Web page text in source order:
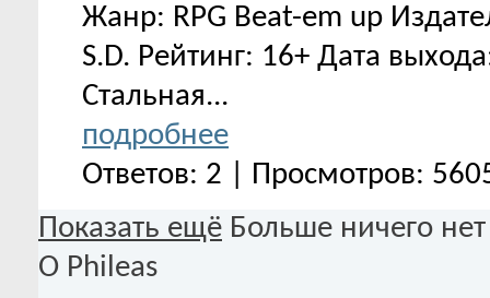
Жанр: RPG Beat-em up
S.D. Рейтинг: 16+ Дата
Стальная...
подробнее
Ответов: 2 | Просмотров:
Показать ещё Больше ничего нет
О Phileas